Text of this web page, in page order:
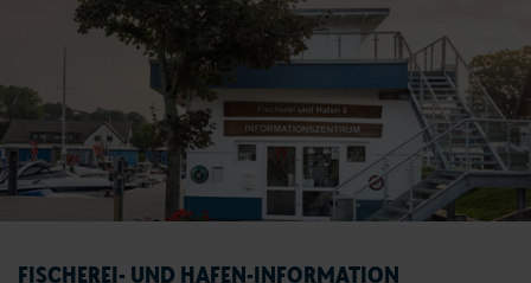
FISCHEREI- UND HAFEN-INFORMATION